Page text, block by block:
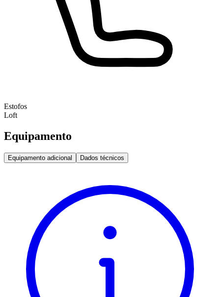
Estofos
Loft
Equipamento
Equipamento adicional Dados técnicos